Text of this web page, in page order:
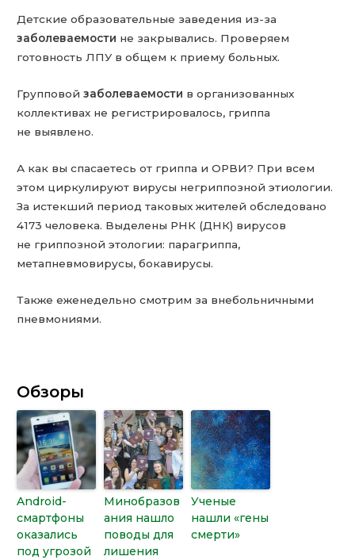
Детские образовательные заведения из-за
заболеваемости не закрывались. Проверяем
готовность ЛПУ в общем к приему больных.
Групповойзаболеваемости в организованных
коллективах не регистрировалось, гриппа
не выявлено.
А как вы спасаетесь от гриппа и ОРВИ? При всем
этом циркулируют вирусы негриппозной этиологии.
За истекший период таковых жителей обследовано
4173 человека. Выделены РНК (ДНК) вирусов
не гриппозной этологии: парагриппа,
метапневмовирусы, бокавирусы.
Также еженедельно смотрим за внебольничными
пневмониями.
Обзоры
Android-
смартфоны
оказались
под угрозой
Минобразов
ания нашло
поводы для
лишения
Ученые
нашли «гены
смерти»